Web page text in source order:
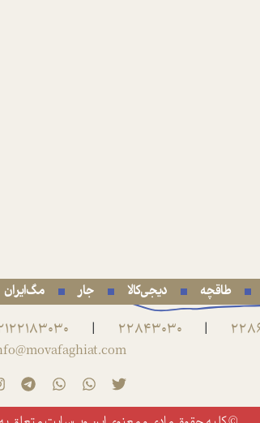
طاقچه دیجی‌کالا جار مگ‌ایران
|
22843030
|